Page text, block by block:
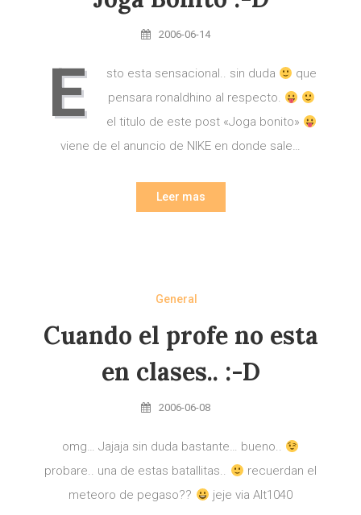
2006-06-14
E sto esta sensacional.. sin duda
que
pensara ronaldhino al respecto.
el titulo de este post «Joga bonito»
viene de el anuncio de NIKE en donde sale…
Leer mas
General
Cuando el profe no esta
en clases.. :-D
2006-06-08
omg… Jajaja sin duda bastante… bueno..
probare.. una de estas batallitas..
recuerdan el
meteoro de pegaso??
jeje via Alt1040